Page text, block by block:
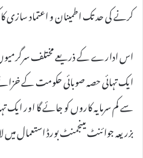
کرنے کی حد تک اطمینان و اعتماد سازی
اس ادارے کے ذریعے مختلف
ایک تہائی حصہ صوبائی حکومت کے
سے کم سرمایہ کاروں کو جائے گا اور
بزریعہ جوائنٹ مینجمنٹ بورڈ استعمال میں